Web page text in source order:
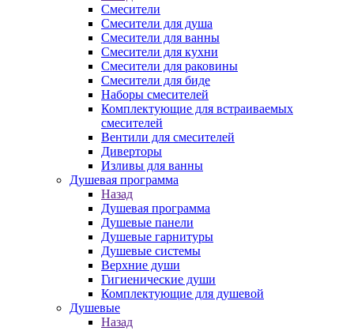
Смесители
Смесители для душа
Смесители для ванны
Смесители для кухни
Смесители для раковины
Смесители для биде
Наборы смесителей
Комплектующие для встраиваемых
смесителей
Вентили для смесителей
Диверторы
Изливы для ванны
Душевая программа
Назад
Душевая программа
Душевые панели
Душевые гарнитуры
Душевые системы
Верхние души
Гигиенические души
Комплектующие для душевой
Душевые
Назад